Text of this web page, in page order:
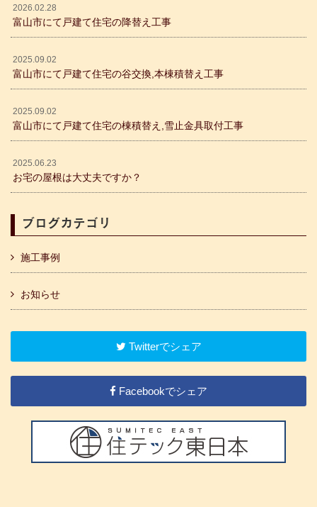
2026.02.28
富山市にて戸建て住宅の降替え工事
2025.09.02
富山市にて戸建て住宅の谷交換,本棟積替え工事
2025.09.02
富山市にて戸建て住宅の棟積替え,雪止金具取付工事
2025.06.23
お宅の屋根は大丈夫ですか？
ブログカテゴリ
施工事例
お知らせ
Twitterでシェア
Facebookでシェア